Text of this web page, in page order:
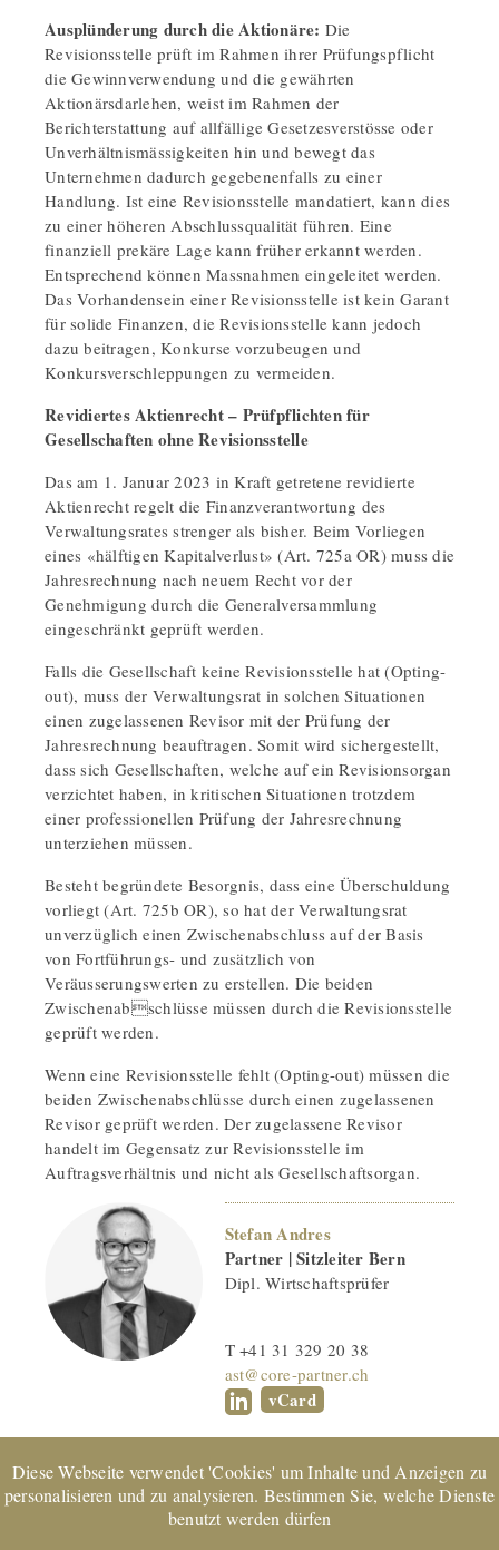
Ausplünderung durch die Aktionäre: Die
Revisionsstelle prüft im Rahmen ihrer Prüfungspflicht
die Gewinnverwendung und die gewährten
Aktionärsdarlehen, weist im Rahmen der
Berichterstattung auf allfällige Gesetzesverstösse oder
Unverhältnismässigkeiten hin und bewegt das
Unternehmen dadurch gegebenenfalls zu einer
Handlung. Ist eine Revisionsstelle mandatiert, kann dies
zu einer höheren Abschlussqualität führen. Eine
finanziell prekäre Lage kann früher erkannt werden.
Entsprechend können Massnahmen eingeleitet werden.
Das Vorhandensein einer Revisionsstelle ist kein Garant
für solide Finanzen, die Revisionsstelle kann jedoch
dazu beitragen, Konkurse vorzubeugen und
Konkursverschleppungen zu vermeiden.
Revidiertes Aktienrecht – Prüfpflichten für
Gesellschaften ohne Revisionsstelle
Das am 1. Januar 2023 in Kraft getretene revidierte
Aktienrecht regelt die Finanzverantwortung des
Verwaltungsrates strenger als bisher. Beim Vorliegen
eines «hälftigen Kapitalverlust» (Art. 725a OR) muss die
Jahresrechnung nach neuem Recht vor der
Genehmigung durch die Generalversammlung
eingeschränkt geprüft werden.
Falls die Gesellschaft keine Revisionsstelle hat (Opting-
out), muss der Verwaltungsrat in solchen Situationen
einen zugelassenen Revisor mit der Prüfung der
Jahresrechnung beauftragen. Somit wird sichergestellt,
dass sich Gesellschaften, welche auf ein Revisionsorgan
verzichtet haben, in kritischen Situationen trotzdem
einer professionellen Prüfung der Jahresrechnung
unterziehen müssen.
Besteht begründete Besorgnis, dass eine Überschuldung
vorliegt (Art. 725b OR), so hat der Verwaltungsrat
unverzüglich einen Zwischenabschluss auf der Basis
von Fortführungs- und zusätzlich von
Veräusserungswerten zu erstellen. Die beiden
Zwischenabschlüsse müssen durch die Revisionsstelle
geprüft werden.
Wenn eine Revisionsstelle fehlt (Opting-out) müssen die
beiden Zwischenabschlüsse durch einen zugelassenen
Revisor geprüft werden. Der zugelassene Revisor
handelt im Gegensatz zur Revisionsstelle im
Auftragsverhältnis und nicht als Gesellschaftsorgan.
Stefan Andres
Partner | Sitzleiter Bern
Dipl. Wirtschaftsprüfer
T +41 31 329 20 38
ast@core-partner.ch
vCard
zertifiziertes Unternehmen und Mitglied von
Diese Webseite verwendet 'Cookies' um Inhalte und Anzeigen zu
personalisieren und zu analysieren. Bestimmen Sie, welche Dienste
benutzt werden dürfen